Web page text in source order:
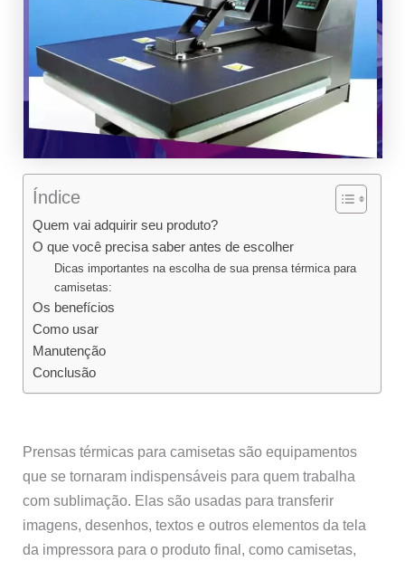
Índice
Quem vai adquirir seu produto?
O que você precisa saber antes de escolher
Dicas importantes na escolha de sua prensa térmica para
camisetas:
Os benefícios
Como usar
Manutenção
Conclusão
Prensas térmicas para camisetas são equipamentos
que se tornaram indispensáveis para quem trabalha
com sublimação. Elas são usadas para transferir
imagens, desenhos, textos e outros elementos da tela
da impressora para o produto final, como camisetas,